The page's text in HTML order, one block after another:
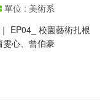
單位 : 美術系
EP04_ 校園藝術扎根
心、曾伯豪